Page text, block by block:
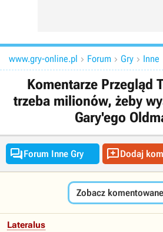
www.gry-online.pl  Forum  Gry  Inne
Komentarze Przegląd
trzeba milionów, żeby
Gary'ego
Forum Inne Gry Dodaj
Zobacz
Lateralus